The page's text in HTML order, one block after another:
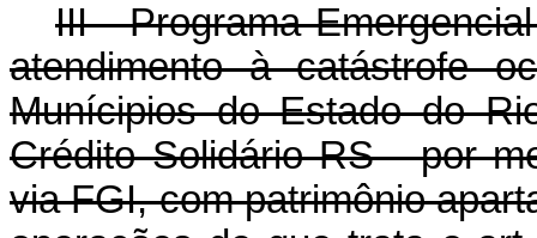
III - Programa
atendimento à catástrofe
Munícipios do Estado do
Crédito Solidário RS - por
via FGI, com patrimônio